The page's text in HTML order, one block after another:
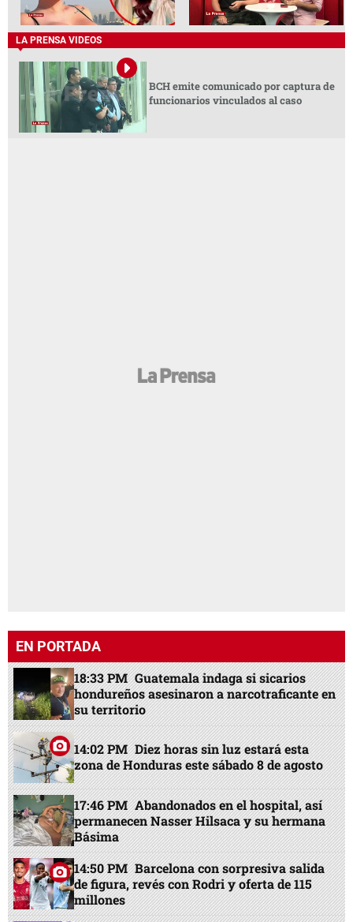
LA PRENSA VIDEOS
BCH emite comunicado por captura de
funcionarios vinculados al caso
EN PORTADA
18:33 PM Guatemala indaga si sicarios
hondureños asesinaron a narcotraficante en
su territorio
14:02 PM Diez horas sin luz estará esta
zona de Honduras este sábado 8 de agosto
17:46 PM Abandonados en el hospital, así
permanecen Nasser Hilsaca y su hermana
Básima
14:50 PM Barcelona con sorpresiva salida
de figura, revés con Rodri y oferta de 115
millones